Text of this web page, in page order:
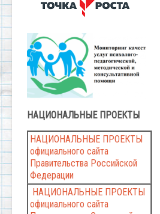
НАЦИОНАЛЬНЫЕ ПРОЕКТЫ
НАЦИОНАЛЬНЫЕ ПРОЕКТЫ
официального сайта
Правительства Российской
Федерации
НАЦИОНАЛЬНЫЕ ПРОЕКТЫ
официального сайта